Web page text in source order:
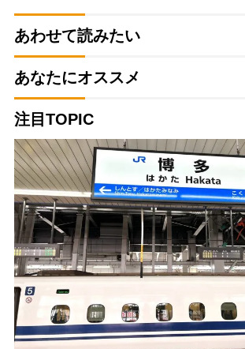
あわせて読みたい
あなたにオススメ
注目TOPIC